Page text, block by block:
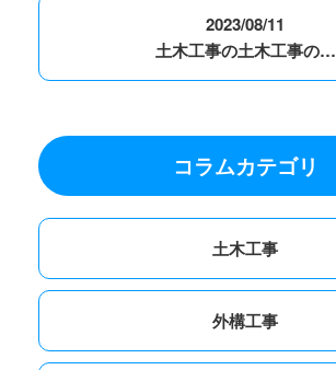
2023/08/11
土木工事の土木工事の…
コラムカテゴリ
土木工事
外構工事